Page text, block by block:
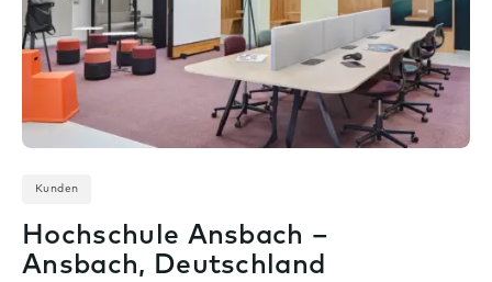
Kunden
Hochschule Ansbach –
Ansbach, Deutschland